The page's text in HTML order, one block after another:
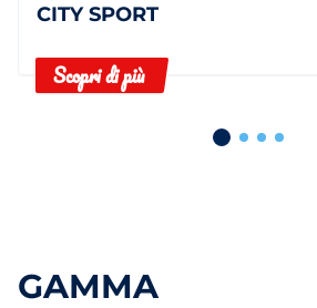
CITY SPORT
Scopri di più
GAMMA